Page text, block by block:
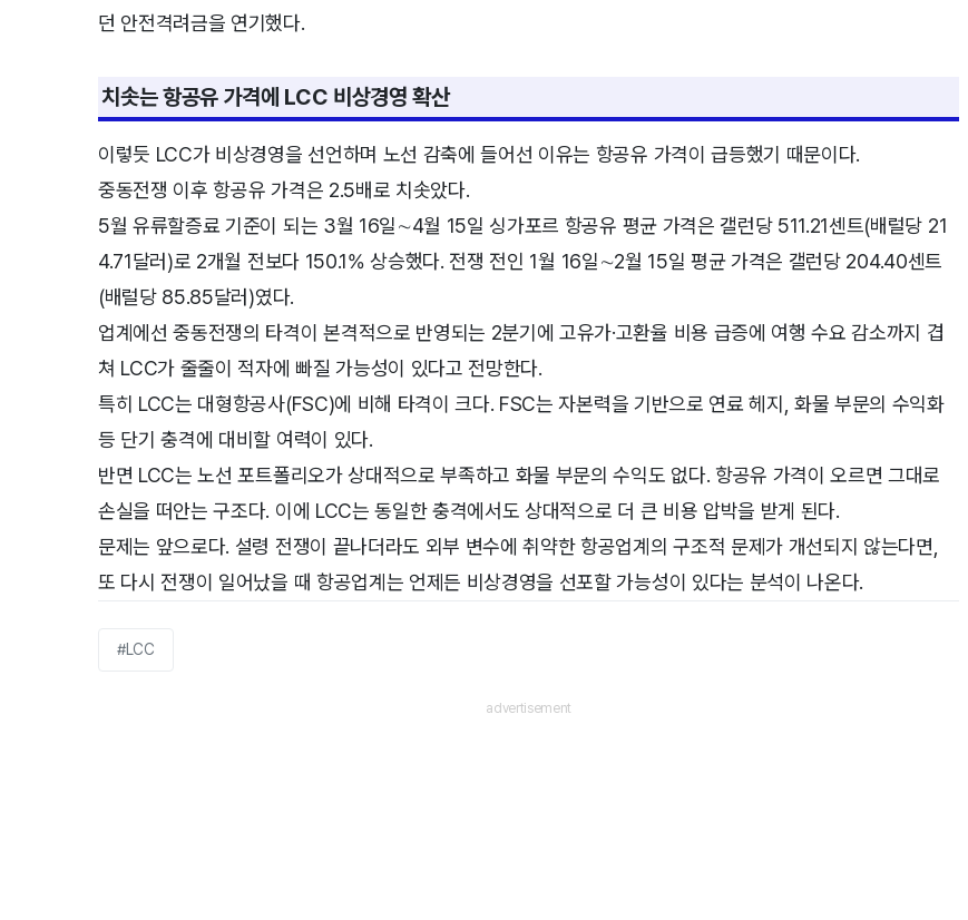
던 안전격려금을 연기했다.
치솟는 항공유 가격에 LCC 비상경영 확산
이렇듯 LCC가 비상경영을 선언하며 노선 감축에 들어선 이유는 항공유 가격이 급등했기 때문이다.
중동전쟁 이후 항공유 가격은 2.5배로 치솟았다.
5월 유류할증료 기준이 되는 3월 16일∼4월 15일 싱가포르 항공유 평균 가격은 갤런당 511.21센트(배럴당 21
4.71달러)로 2개월 전보다 150.1% 상승했다. 전쟁 전인 1월 16일∼2월 15일 평균 가격은 갤런당 204.40센트
(배럴당 85.85달러)였다.
업계에선 중동전쟁의 타격이 본격적으로 반영되는 2분기에 고유가·고환율 비용 급증에 여행 수요 감소까지 겹
쳐 LCC가 줄줄이 적자에 빠질 가능성이 있다고 전망한다.
특히 LCC는 대형항공사(FSC)에 비해 타격이 크다. FSC는 자본력을 기반으로 연료 헤지, 화물 부문의 수익화
등 단기 충격에 대비할 여력이 있다.
반면 LCC는 노선 포트폴리오가 상대적으로 부족하고 화물 부문의 수익도 없다. 항공유 가격이 오르면 그대로
손실을 떠안는 구조다. 이에 LCC는 동일한 충격에서도 상대적으로 더 큰 비용 압박을 받게 된다.
문제는 앞으로다. 설령 전쟁이 끝나더라도 외부 변수에 취약한 항공업계의 구조적 문제가 개선되지 않는다면,
또 다시 전쟁이 일어났을 때 항공업계는 언제든 비상경영을 선포할 가능성이 있다는 분석이 나온다.
#LCC